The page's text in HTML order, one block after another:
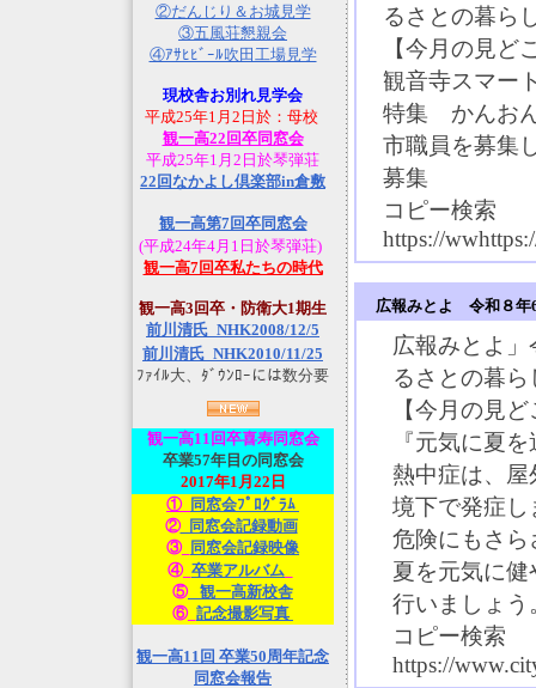
②だんじり＆お城見学
③五風荘懇親会
④ｱｻﾋﾋﾞｰﾙ吹田工場見学
現校舎お別れ見学会
平成25年1月2日於：母校
観一高22回卒同窓会
平成25年1月2日於琴弾荘
22回なかよし倶楽部in倉敷
観一高第7回卒同窓会
(平成24年4月1日於琴弾荘)
観一高7回卒私たちの時代
観一高3回卒・防衛大1期生
前川清氏_NHK2008/12/5
前川清氏_NHK2010/11/25
ﾌｧｲﾙ大、ﾀﾞｳﾝﾛｰには数分要
観一高11回卒喜寿同窓会
卒業57年目の同窓会
2017年1月22日
①_ 同窓会ﾌﾟﾛｸﾞﾗﾑ
②_同窓会記録動画
③_ 同窓会記録映像
④_ 卒業アルバム
⑤_観一高新校舎
⑥_ 記念撮影写真
観一高11回 卒業50周年記念
同窓会報告
るさとの暮ら
【今月の見ど
観音寺スマー
特集 かんお
市職員を募集
募集
コピー検索
https://
広報みとよ 令和８
広報みとよ
るさとの暮
【今月の見
『元気に夏
熱中症は、
境下で発症
危険にもさら
夏を元気に
行いましょう
コピー検索
https://